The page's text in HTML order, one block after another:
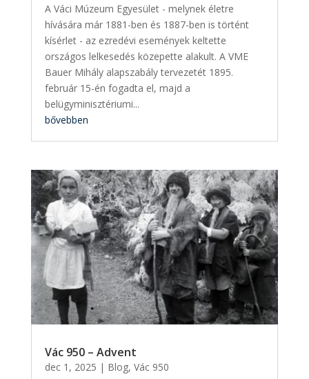
A Váci Múzeum Egyesület - melynek életre
hívására már 1881-ben és 1887-ben is történt
kísérlet - az ezredévi események keltette
országos lelkesedés közepette alakult. A VME
Bauer Mihály alapszabály tervezetét 1895.
február 15-én fogadta el, majd a
belügyminisztériumi...
bővebben
Vác 950 – Advent
dec 1, 2025 | Blog, Vác 950